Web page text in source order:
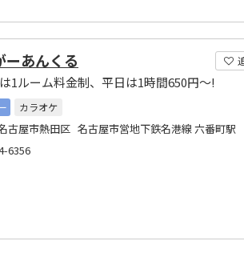
ーあんくる
ルーム料金制、平日は1時間650円～!
カラオケ
古屋市熱田区 名古屋市営地下鉄名港線 六番町駅
6356